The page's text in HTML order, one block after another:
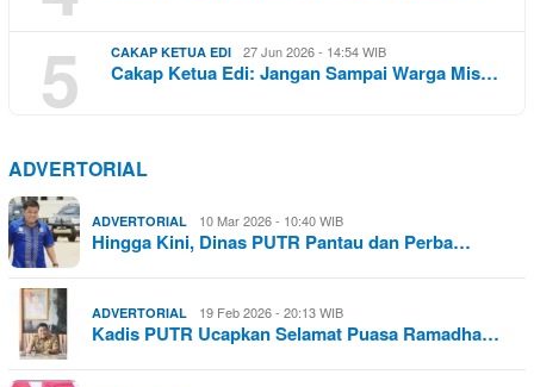
5 CAKAP KETUA EDI 27 Jun 2026 - 14:54 WIB
Cakap Ketua Edi: Jangan Sampai Warga Mis…
ADVERTORIAL
ADVERTORIAL 10 Mar 2026 - 10:40 WIB
Hingga Kini, Dinas PUTR Pantau dan Perba…
ADVERTORIAL 19 Feb 2026 - 20:13 WIB
Kadis PUTR Ucapkan Selamat Puasa Ramadha…